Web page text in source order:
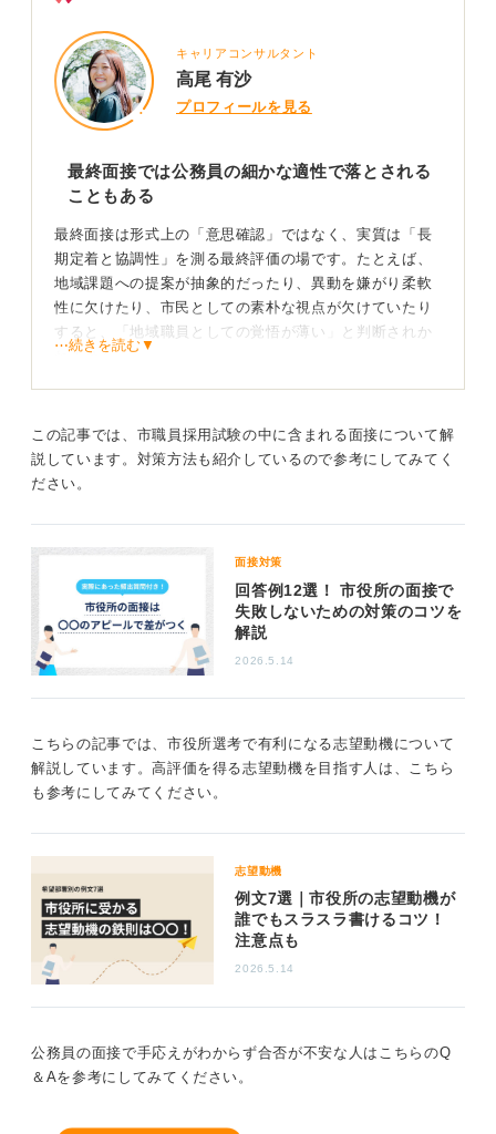
でください。常に社会の一員としての自覚を持ち、誠実
な態度を心がけることが大切です。
0
キャリアコンサルタント
高尾 有沙
プロフィールを見る
最終面接では公務員の細かな適性で落とされる
こともある
最終面接は形式上の「意思確認」ではなく、実質は「長
期定着と協調性」を測る最終評価の場です。たとえば、
地域課題への提案が抽象的だったり、異動を嫌がり柔軟
性に欠けたり、市民としての素朴な視点が欠けていたり
すると、「地域職員としての覚悟が薄い」と判断されか
ねません。
また、過度にビジネスライクな受け答えや、逆に砕けす
め、最後まで気を抜かないことが重要です。
具体的な貢献計画と連携姿勢をアピールしよう
突破するには、自治体の総合計画などを読み込み、自分
が貢献したい政策分野について「現状、課題、施策」の
順で語れるよう準備すると、説得力が増します。
そのうえで、「関係部署と連携し、市民の意見も取り入
れながら施策を進めたい」といった協働の姿勢や、「ま
面接官は将来の上司、同僚でもあるため、丁寧な所作
や、結論から話す論理的な話し方を心掛け、共に働く姿
を想像させることが内定への鍵となります。
⋯続きを読む▼
この記事では、市職員採用試験の中に含まれる面接について解
説しています。対策方法も紹介しているので参考にしてみてく
ださい。
面接対策
回答例12選！ 市役所の面接で
失敗しないための対策のコツを
解説
2026.5.14
こちらの記事では、市役所選考で有利になる志望動機について
解説しています。高評価を得る志望動機を目指す人は、こちら
も参考にしてみてください。
志望動機
例文7選｜市役所の志望動機が
誰でもスラスラ書けるコツ！
注意点も
2026.5.14
公務員の面接で手応えがわからず合否が不安な人はこちらのQ
＆Aを参考にしてみてください。